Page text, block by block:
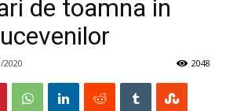
de toamna in
2020 2048